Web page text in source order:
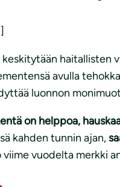
haitallisten
avulla
luonnon
on helppoa,
kahden tunnin ajan,
viime vuodelta merkki